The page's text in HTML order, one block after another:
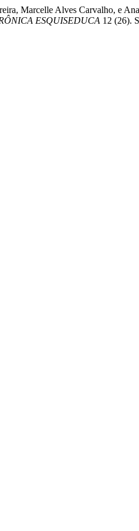
Marcelle Alves Carvalho, e
ESQUISEDUCA 12 (26).